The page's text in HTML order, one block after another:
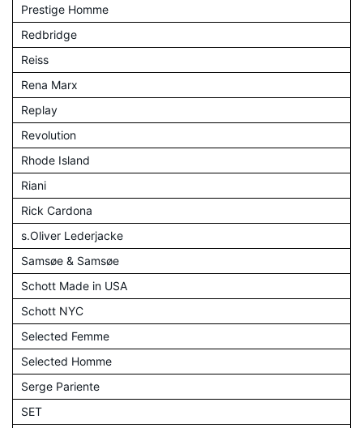
Prestige Homme
Redbridge
Reiss
Rena Marx
Replay
Revolution
Rhode Island
Riani
Rick Cardona
s.Oliver Lederjacke
Samsøe & Samsøe
Schott Made in USA
Schott NYC
Selected Femme
Selected Homme
Serge Pariente
SET